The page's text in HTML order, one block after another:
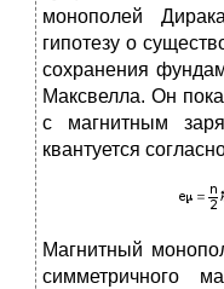
монополей
гипотезу о
сохранения
Максвелла. Он
с магнитным
квантуется
Магнитный
симметричного